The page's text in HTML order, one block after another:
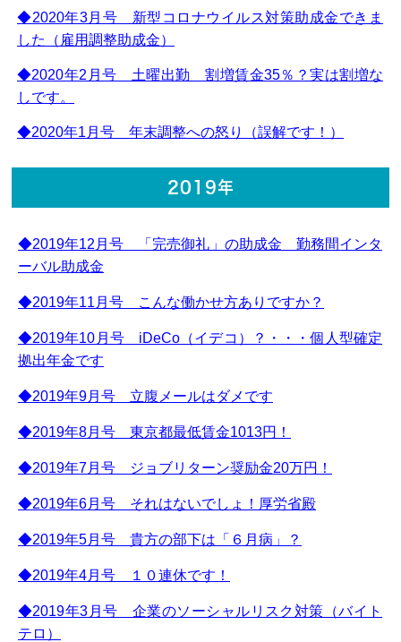
◆2020年3月号 新型コロナウイルス対策助成金できま
した（雇用調整助成金）
◆2020年2月号 土曜出勤 割増賃金35％？実は割増な
しです。
◆2020年1月号 年末調整への怒り（誤解です！）
2019年
◆2019年12月号 「完売御礼」の助成金 勤務間インタ
ーバル助成金
◆2019年11月号 こんな働かせ方ありですか？
◆2019年10月号 iDeCo（イデコ）？・・・個人型確定
拠出年金です
◆2019年9月号 立腹メールはダメです
◆2019年8月号 東京都最低賃金1013円！
◆2019年7月号 ジョブリターン奨励金20万円！
◆2019年6月号 それはないでしょ！厚労省殿
◆2019年5月号 貴方の部下は「６月病」？
◆2019年4月号 １０連休です！
◆2019年3月号 企業のソーシャルリスク対策（バイト
テロ）